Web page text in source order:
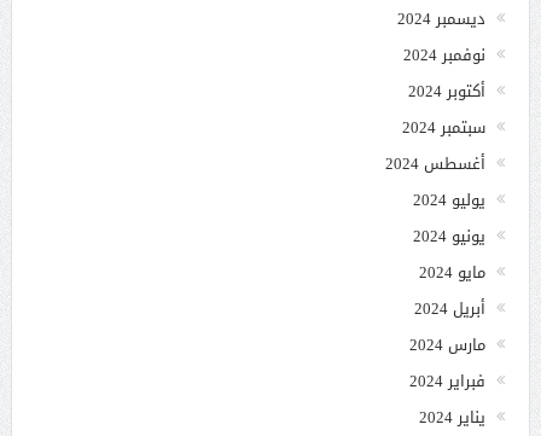
ديسمبر 2024
نوفمبر 2024
أكتوبر 2024
سبتمبر 2024
أغسطس 2024
يوليو 2024
يونيو 2024
مايو 2024
أبريل 2024
مارس 2024
فبراير 2024
يناير 2024